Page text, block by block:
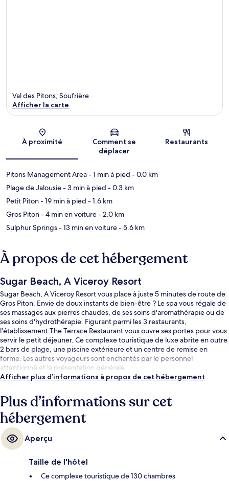
Carte
Val des Pitons, Soufrière
Afficher la carte
À proximité
Comment se
déplacer
Restaurants
Pitons Management Area- 1 min à pied - 0.0 km
Plage de Jalousie- 3 min à pied - 0.3 km
Petit Piton- 19 min à pied - 1.6 km
Gros Piton- 4 min en voiture- 2.0 km
Sulphur Springs- 13 min en voiture- 5.6 km
À propos de cet hébergement
Sugar Beach, A Viceroy Resort
Sugar Beach, A Viceroy Resort vous place à juste 5 minutes de route de
Gros Piton. Envie de doux instants de bien-être ? Le spa vous régale de
ses massages aux pierres chaudes, de ses soins d'aromathérapie ou de
ses soins d'hydrothérapie. Figurant parmi les 3 restaurants,
l'établissement The Terrace Restaurant vous ouvre ses portes pour vous
servir le petit déjeuner. Ce complexe touristique de luxe abrite en outre
2 bars de plage, une piscine extérieure et un centre de remise en
forme. Les autres voyageurs sont enchantés par le personnel
attentionné et la présentation générale.
Afficher plus d’informations à propos de cet hébergement
Plus d’informations sur cet
hébergement
Aperçu
Taille de l'hôtel
Ce complexe touristique de 130 chambres